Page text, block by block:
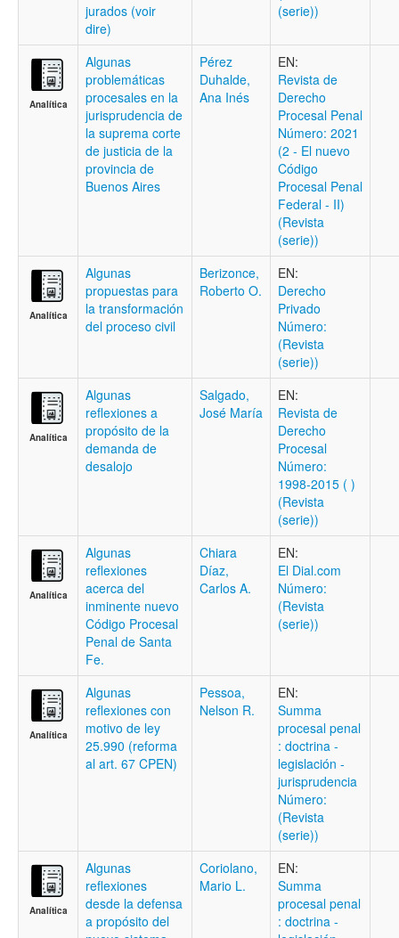
jurados (voir
dire)
(serie))
Analítica
Algunas
problemáticas
procesales en la
jurisprudencia de
la suprema corte
de justicia de la
provincia de
Buenos Aires
Pérez
Duhalde,
Ana Inés
EN:
Revista de
Derecho
Procesal Penal
Número: 2021
(2 - El nuevo
Código
Procesal Penal
Federal - II)
(Revista
(serie))
Analítica
Algunas
propuestas para
la transformación
del proceso civil
Berizonce,
Roberto O.
EN:
Derecho
Privado
Número:
(Revista
(serie))
Analítica
Algunas
reflexiones a
propósito de la
demanda de
desalojo
Salgado,
José María
EN:
Revista de
Derecho
Procesal
Número:
1998-2015 ( )
(Revista
(serie))
Analítica
Algunas
reflexiones
acerca del
inminente nuevo
Código Procesal
Penal de Santa
Fe.
Chiara
Díaz,
Carlos A.
EN:
El Dial.com
Número:
(Revista
(serie))
Analítica
Algunas
reflexiones con
motivo de ley
25.990 (reforma
al art. 67 CPEN)
Pessoa,
Nelson R.
EN:
Summa
procesal penal
: doctrina -
legislación -
jurisprudencia
Número:
(Revista
(serie))
Analítica
Algunas
reflexiones
desde la defensa
a propósito del
Coriolano,
Mario L.
EN:
Summa
procesal penal
: doctrina -